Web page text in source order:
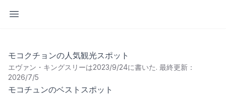
サイドバーを開く
モコクチョンの人気観光スポット
エヴァン・キングスリーは2023/9/24に書いた. 最終更新：
2026/7/5
モコチュンのベストスポット